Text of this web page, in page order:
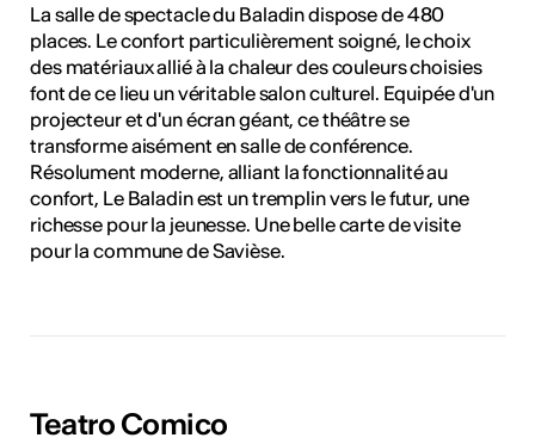
La salle de spectacle du Baladin dispose de 480
places. Le confort particulièrement soigné, le choix
des matériaux allié à la chaleur des couleurs choisies
font de ce lieu un véritable salon culturel. Equipée d'un
projecteur et d'un écran géant, ce théâtre se
transforme aisément en salle de conférence.
Résolument moderne, alliant la fonctionnalité au
confort, Le Baladin est un tremplin vers le futur, une
richesse pour la jeunesse. Une belle carte de visite
pour la commune de Savièse.
Teatro Comico